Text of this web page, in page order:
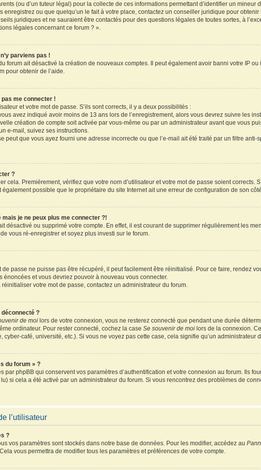
(ou d’un tuteur légal) pour la collecte de ces informations permettant d’identifier un mineur
enregistrez ou que quelqu’un le fait à votre place, contactez un conseiller juridique pour
juridiques et ne sauraient être contactés pour des questions légales de toutes sortes, à
légales concernant ce forum ? ».
parviens pas !
forum ait désactivé la création de nouveaux comptes. Il peut également avoir banni votre IP
pour obtenir de l’aide.
me connecter !
et votre mot de passe. S’ils sont corrects, il y a deux possibilités :
avez indiqué avoir moins de 13 ans lors de l’enregistrement, alors vous devrez suivre les
création de compte soit activée par vous-même ou par un administrateur avant que vous
e-mail, suivez ses instructions.
peut que vous ayez fourni une adresse incorrecte ou que l’e-mail ait été traité par un filtre
?
cela. Premièrement, vérifiez que votre nom d’utilisateur et votre mot de passe soient corrects.
également possible que le propriétaire du site Internet ait une erreur de configuration de son
je ne peux plus me connecter ?!
désactivé ou supprimé votre compte. En effet, il est courant de supprimer régulièrement les
vous ré-enregistrer et soyez plus investi sur le forum.
de passe ne puisse pas être récupéré, il peut facilement être réinitialisé. Pour ce faire, rendez
énoncées et vous devriez pouvoir à nouveau vous connecter.
votre mot de passe, contactez un administrateur du forum.
?
de moi lors de votre connexion, vous ne resterez connecté que pendant une durée
ordinateur. Pour rester connecté, cochez la caseSe souvenir de moi lors de la connexion.
café, université, etc.). Si vous ne voyez pas cette case, cela signifie qu’un administrateur
du forum » ?
par phpBB qui conservent vos paramètres d’authentification et votre connexion au forum. Ils
si cela a été activé par un administrateur du forum. Si vous rencontrez des problèmes de
l’utilisateur
?
vos paramètres sont stockés dans notre base de données. Pour les modifier, accédez au
vous permettra de modifier tous les paramètres et préférences de votre compte.